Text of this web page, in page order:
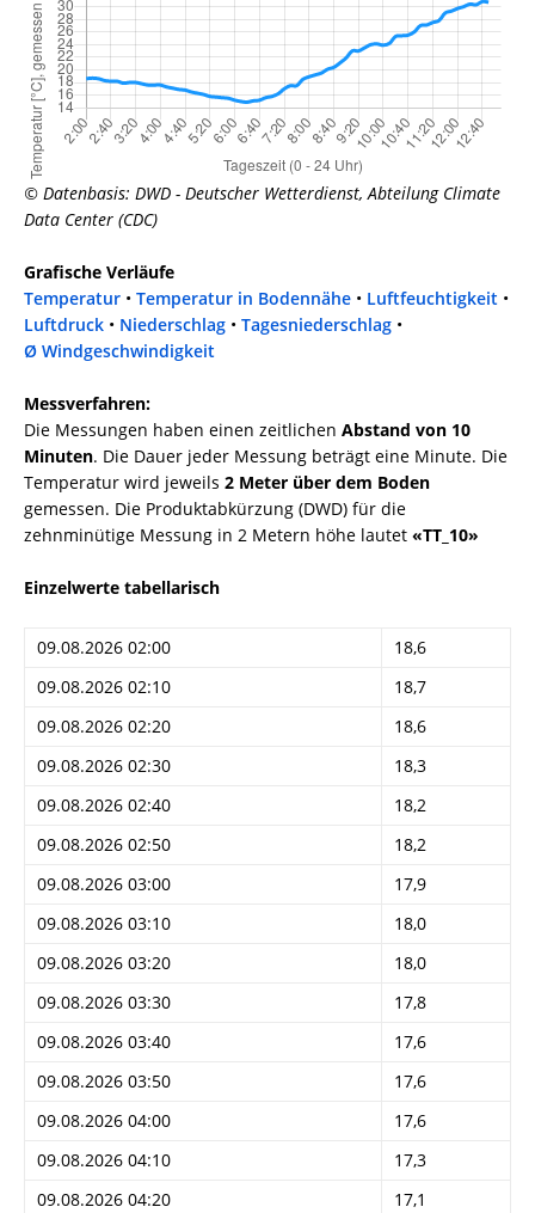
© Datenbasis: DWD - Deutscher Wetterdienst, Abteilung Climate
Data Center (CDC)
Grafische Verläufe
Temperatur • Temperatur in Bodennähe • Luftfeuchtigkeit •
Luftdruck • Niederschlag • Tagesniederschlag •
Ø Windgeschwindigkeit
Messverfahren:
Die Messungen haben einen zeitlichen Abstand von 10
Minuten. Die Dauer jeder Messung beträgt eine Minute. Die
Temperatur wird jeweils 2 Meter über dem Boden
gemessen. Die Produktabkürzung (DWD) für die
zehnminütige Messung in 2 Metern höhe lautet «TT_10»
Einzelwerte tabellarisch
09.08.2026 02:00
18,6
09.08.2026 02:10
18,7
09.08.2026 02:20
18,6
09.08.2026 02:30
18,3
09.08.2026 02:40
18,2
09.08.2026 02:50
18,2
09.08.2026 03:00
17,9
09.08.2026 03:10
18,0
09.08.2026 03:20
18,0
09.08.2026 03:30
17,8
09.08.2026 03:40
17,6
09.08.2026 03:50
17,6
09.08.2026 04:00
17,6
09.08.2026 04:10
17,3
09.08.2026 04:20
17,1